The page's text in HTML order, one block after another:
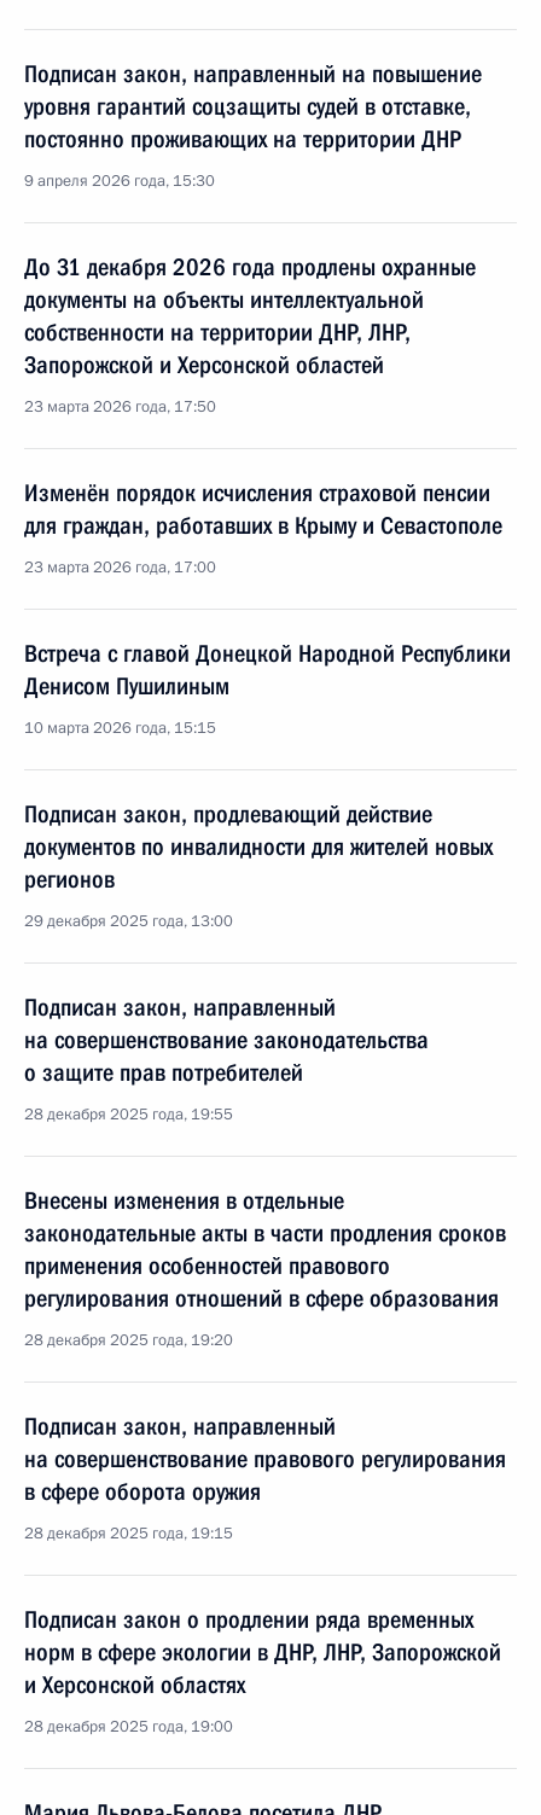
Подписан закон, направленный на повышение
уровня гарантий соцзащиты судей в отставке,
постоянно проживающих на территории ДНР
9 апреля 2026 года, 15:30
До 31 декабря 2026 года продлены охранные
документы на объекты интеллектуальной
собственности на территории ДНР, ЛНР,
Запорожской и Херсонской областей
23 марта 2026 года, 17:50
Изменён порядок исчисления страховой пенсии
для граждан, работавших в Крыму и Севастополе
23 марта 2026 года, 17:00
Встреча с главой Донецкой Народной Республики
Денисом Пушилиным
10 марта 2026 года, 15:15
Подписан закон, продлевающий действие
документов по инвалидности для жителей новых
регионов
29 декабря 2025 года, 13:00
Подписан закон, направленный
на совершенствование законодательства
о защите прав потребителей
28 декабря 2025 года, 19:55
Внесены изменения в отдельные
законодательные акты в части продления сроков
применения особенностей правового
регулирования отношений в сфере образования
28 декабря 2025 года, 19:20
Подписан закон, направленный
на совершенствование правового регулирования
в сфере оборота оружия
28 декабря 2025 года, 19:15
Подписан закон о продлении ряда временных
норм в сфере экологии в ДНР, ЛНР, Запорожской
и Херсонской областях
28 декабря 2025 года, 19:00